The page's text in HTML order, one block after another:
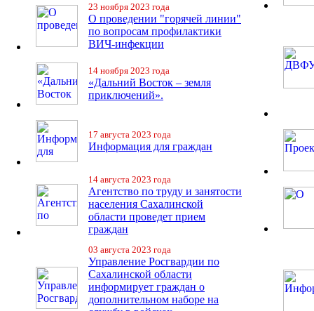
23 ноября 2023 года
О проведении "горячей линии"
по вопросам профилактики
ВИЧ-инфекции
14 ноября 2023 года
«Дальний Восток – земля
приключений».
17 августа 2023 года
Информация для граждан
14 августа 2023 года
Агентство по труду и занятости
населения Сахалинской
области проведет прием
граждан
03 августа 2023 года
Управление Росгвардии по
Сахалинской области
информирует граждан о
дополнительном наборе на